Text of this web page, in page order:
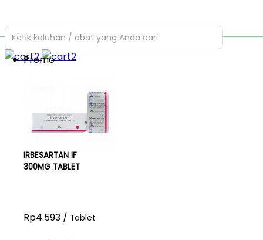
Ketik keluhan / obat yang Anda cari
Promo
IRBESARTAN IF
300MG TABLET
Rp4.593 / Tablet